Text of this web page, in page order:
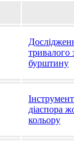
тривалого
бурштину
діаспора
кольору